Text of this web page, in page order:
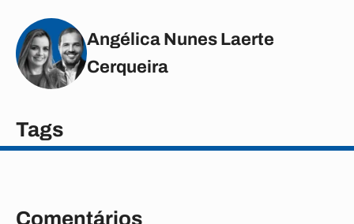
Angélica Nunes Laerte
Cerqueira
Tags
Comentários